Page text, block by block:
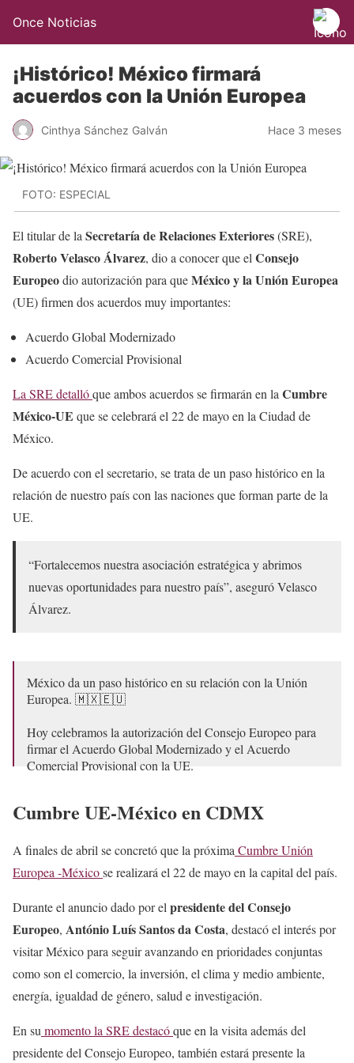
Once Noticias
¡Histórico! México firmará
acuerdos con la Unión Europea
Cinthya Sánchez Galván Hace 3 meses
FOTO: ESPECIAL
El titular de la Secretaría de Relaciones Exteriores(SRE),
Roberto Velasco Álvarez, dio a conocer que el Consejo
Europeodio autorización para queMéxico y la Unión Europea
(UE) firmen dos acuerdos muy importantes:
Acuerdo Global Modernizado
Acuerdo Comercial Provisional
La SRE detallóque ambos acuerdos se firmarán en la Cumbre
México-UE que se celebrará el 22 de mayo en la Ciudad de
México.
De acuerdo con el secretario, se trata de un paso histórico en la
relación de nuestro país con las naciones que forman parte de la
UE.
“Fortalecemos nuestra asociación estratégica y abrimos
nuevas oportunidades para nuestro país”, aseguró Velasco
Álvarez.
México da un paso histórico en su relación con la Unión
Europea. 🇲🇽🇪🇺
Hoy celebramos la autorización del Consejo Europeo para
firmar el Acuerdo Global Modernizado y el Acuerdo
Comercial Provisional con la UE.
nuevas…https://t.co/E74SlmlTGq
— Roberto Velasco Álvarez (@r_velascoa) May 11, 2026
Cumbre UE-México en CDMX
A finales de abril se concretó que la próxima Cumbre Unión
Europea -Méxicose realizará el 22 de mayo en la capital del país.
Durante el anuncio dado por el presidente del Consejo
Europeo, António Luís Santos da Costa, destacó el interés por
visitar México para seguir avanzando en prioridades conjuntas
como son el comercio, la inversión, el clima y medio ambiente,
energía, igualdad de género, salud e investigación.
En su momento la SRE destacóque en la visita además del
presidente del Consejo Europeo, también estará presente la